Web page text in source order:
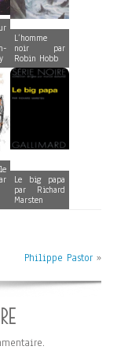
L’homme
noir par
Robin Hobb
Le big papa
par Richard
Marsten
Philippe Pastor »